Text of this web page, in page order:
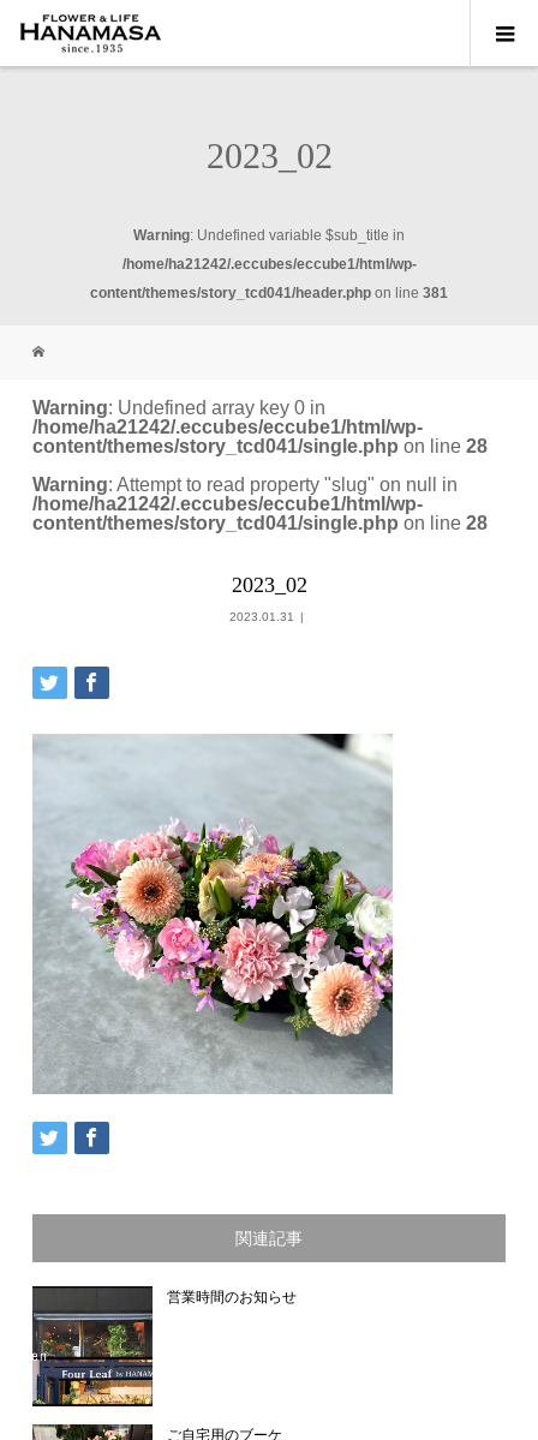
2023_02
Warning: Undefined variable $sub_title in
/home/ha21242/.eccubes/eccube1/html/wp-
content/themes/story_tcd041/header.php on line 381
Warning: Undefined array key 0 in
/home/ha21242/.eccubes/eccube1/html/wp-
content/themes/story_tcd041/single.php on line28
Warning: Attempt to read property "slug" on null in
/home/ha21242/.eccubes/eccube1/html/wp-
content/themes/story_tcd041/single.php on line28
2023_02
2023.01.31
関連記事
営業時間のお知らせ
ご自宅用のブーケ